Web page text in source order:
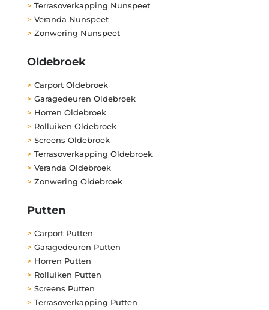
> Terrasoverkapping Nunspeet
> Veranda Nunspeet
> Zonwering Nunspeet
Oldebroek
> Carport Oldebroek
> Garagedeuren Oldebroek
> Horren Oldebroek
> Rolluiken Oldebroek
> Screens Oldebroek
> Terrasoverkapping Oldebroek
> Veranda Oldebroek
> Zonwering Oldebroek
Putten
> Carport Putten
> Garagedeuren Putten
> Horren Putten
> Rolluiken Putten
> Screens Putten
> Terrasoverkapping Putten